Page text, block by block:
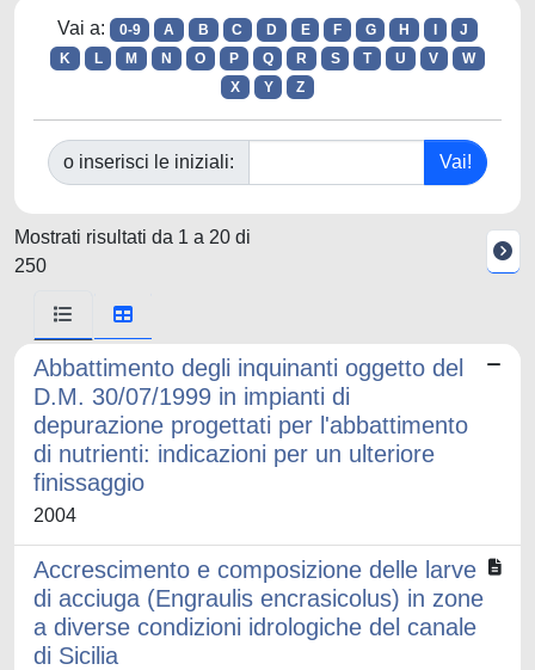
Vai a: 0-9 A B C D E F G H
J
K
L M N O P Q R S T U V
W
X
Y Z
o inserisci le iniziali:
Mostrati risultati da 1 a 20 di
250
Abbattimento degli inquinanti oggetto del
D.M. 30/07/1999 in impianti di
depurazione progettati per l'abbattimento
di nutrienti: indicazioni per un ulteriore
finissaggio
2004
Accrescimento e composizione delle larve
di acciuga (Engraulis encrasicolus) in zone
a diverse condizioni idrologiche del canale
di Sicilia